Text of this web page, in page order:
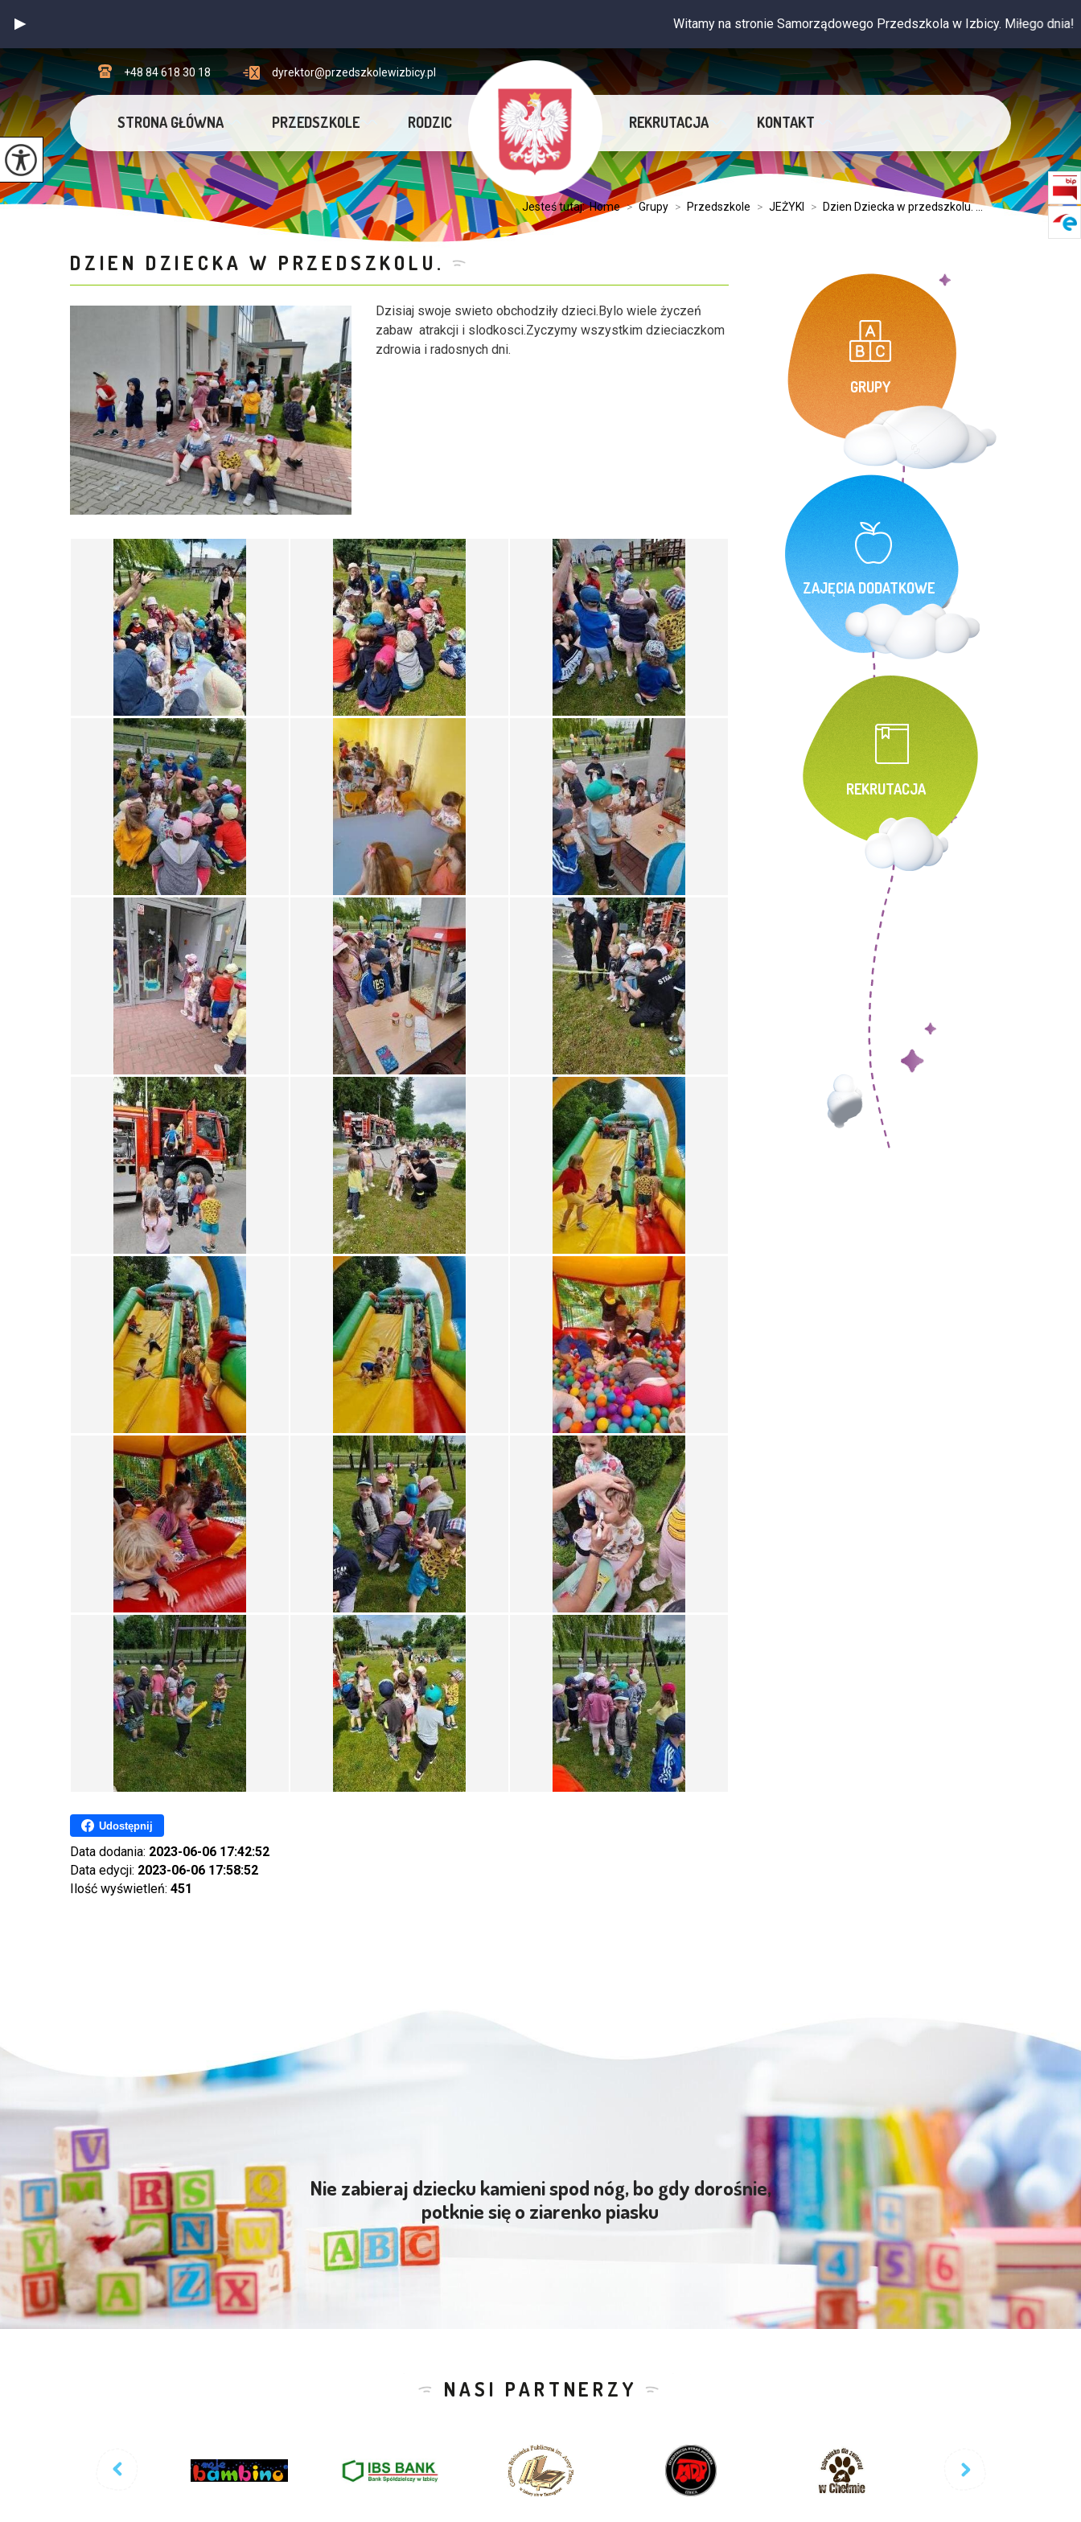
Witamy na stronie Samorządowego Przedszkola w Izbicy. Miłego dnia!
dyrektor@przedszkolewizbicy.pl
+48 84 618 30 18
STRONA GŁÓWNA PRZEDSZKOLE RODZIC REKRUTACJA KONTAKT
Jesteś tutaj:Home > Grupy > Przedszkole > JEŻYKI > Dzien Dziecka w przedszkolu. ...
DZIEN DZIECKA W PRZEDSZKOLU.
Dzisiaj swoje swieto obchodziły dzieci.Bylo wiele życzeń
zabaw atrakcji i slodkosci.Zyczymy wszystkim dzieciaczkom
zdrowia i radosnych dni.
Udostępnij
Data dodania: 2023-06-06 17:42:52
Data edycji: 2023-06-06 17:58:52
Ilość wyświetleń: 451
GRUPY
ZAJĘCIA DODATKOWE
REKRUTACJA
Nie zabieraj dziecku kamieni spod nóg, bo gdy dorośnie,
potknie się o ziarenko piasku
NASI PARTNERZY